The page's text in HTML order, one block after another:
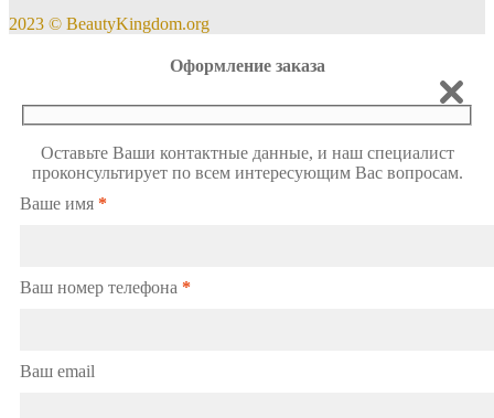
2023 © BeautyKingdom.org
Оформление заказа
Оставьте Ваши контактные данные, и наш специалист
проконсультирует по всем интересующим Вас вопросам.
Ваше имя *
Ваш номер телефона *
Ваш email